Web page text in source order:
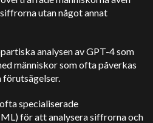
utan något annat
analysen av GPT-4 som
människor som ofta påverkas
förutsägelser.
specialiserade
för att analysera siffrorna och